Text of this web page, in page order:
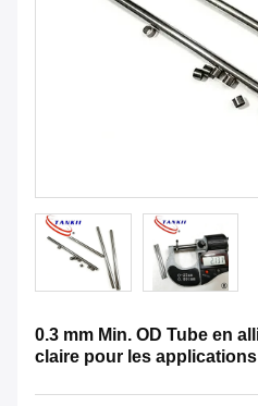
0.3 mm Min. OD Tube en
claire pour les